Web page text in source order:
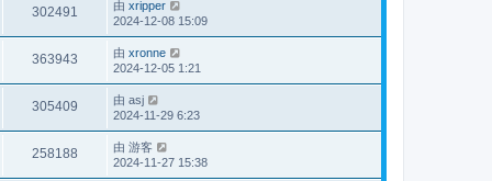
302491 由 xripper
2024-12-08 15:09
363943 由 xronne
2024-12-05 1:21
305409 由 asj
2024-11-29 6:23
258188 由 游客
2024-11-27 15:38